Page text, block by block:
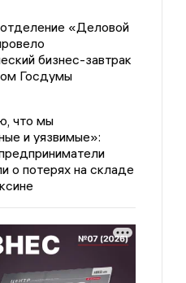
«Деловой
бизнес-завтрак
Госдумы
что мы
и уязвимые»:
о потерях на складе